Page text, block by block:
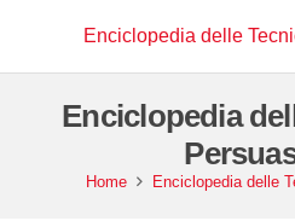
Enciclopedia delle
Enciclopedia
Home Enciclopedia delle